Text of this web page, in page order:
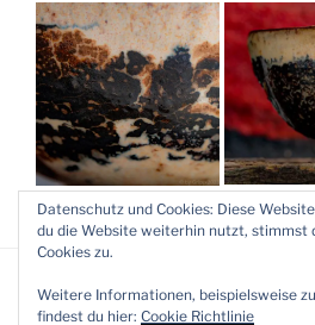
Datenschutz und Cookies: Diese
du die Website weiterhin nutzt, stimmst
Cookies zu.
Weitere Informationen, beispielsweise
findest du hier: Cookie Richtlinie